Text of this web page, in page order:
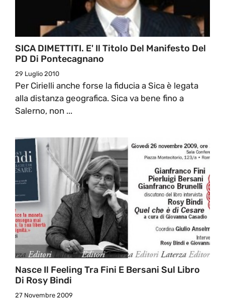
SICA DIMETTITI. E' Il Titolo Del Manifesto Del
PD Di Pontecagnano
29 Luglio 2010
Per Cirielli anche forse la fiducia a Sica è legata
alla distanza geografica. Sica va bene fino a
Salerno, non ...
Nasce Il Feeling Tra Fini E Bersani Sul Libro
Di Rosy Bindi
27 Novembre 2009